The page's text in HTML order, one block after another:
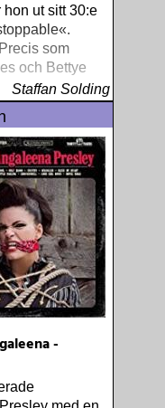
hon ut sitt 30:e
som
och Bettye
Staffan Solding
-